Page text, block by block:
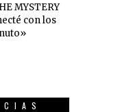
MYSTERY
con los